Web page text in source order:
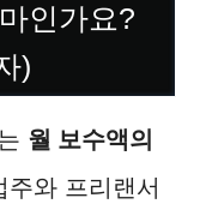
인가요?
)
월 보수액의
와 프리랜서